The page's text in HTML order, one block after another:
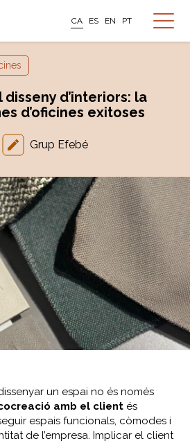
CA ES EN PT
d’interiors: la
d’oficines exitoses
Grup Efebé
un espai no és només
amb el clientés
espais funcionals, còmodes i
de l’empresa. Implicar el client